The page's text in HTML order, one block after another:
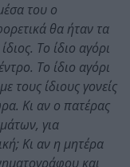
του ο
θα ήταν τα
Το ίδιο αγόρι
Το ίδιο αγόρι
τους ίδιους γονείς
Κι αν ο πατέρας
για
Κι αν η μητέρα
και